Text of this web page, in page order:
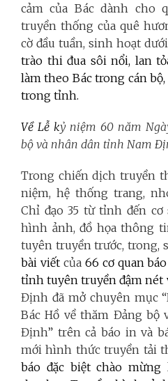
cảm của Bác dành cho
truyền thống của quê
cờ đầu tuần, sinh hoạt dưới
trào thi đua sôi nổi, lan
làm theo Bác trong cán
trong tỉnh.
Về Lễ kỷ niệm 60 năm
bộ và nhân dân tỉnh Nam
Trong chiến dịch truyền
niệm, hệ thống trang,
Chỉ đạo 35 từ tỉnh đến cơ
hình ảnh, đồ họa thông
tuyên truyền trước, trong,
bài viết của 66 cơ quan
tỉnh tuyên truyền đậm nét
Định đã mở chuyên mục
Bác Hồ về thăm Đảng bộ
Định” trên cả báo in và
mới hình thức truyền tải
báo đặc biệt chào